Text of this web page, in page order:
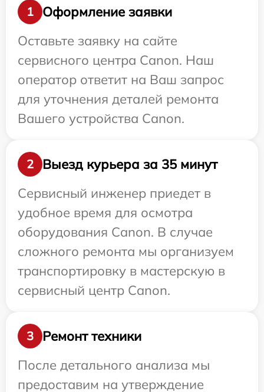
1
Оформление заявки
Оставьте заявку на сайте
сервисного центра Canon. Наш
оператор ответит на Ваш запрос
для уточнения деталей ремонта
Вашего устройства Canon.
2
Выезд курьера за 35 минут
Сервисный инженер приедет в
удобное время для осмотра
оборудования Canon. В случае
сложного ремонта мы организуем
транспортировку в мастерскую в
сервисный центр Canon.
3
Ремонт техники
После детального анализа мы
предоставим на утверждение